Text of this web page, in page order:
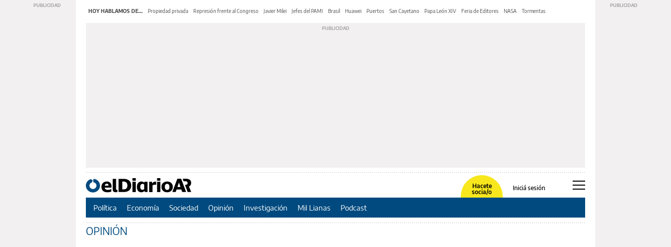
HOY HABLAMOS DE... Propiedad privada Represión frente al Congreso Javier Milei Jefes del PAMI Brasil Huawei Puertos San Cayetano Papa León XIV Feria de Editores NASA Tormentas
Hacete
socia/o
Iniciá sesión
Política Economía Sociedad Opinión Investigación Mil Lianas Podcast
OPINIÓN